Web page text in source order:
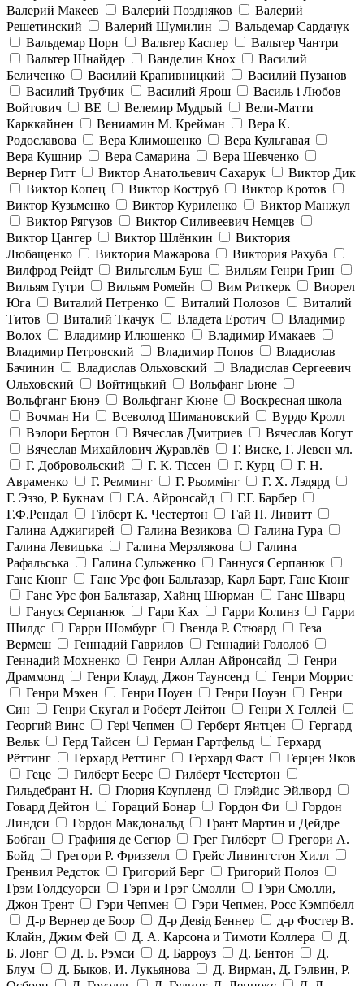
Валерий Макеев
Валерий Поздняков
Валерий
Решетинский
Валерий Шумилин
Вальдемар Сардачук
Вальдемар Цорн
Вальтер Каспер
Вальтер Чантри
Вальтер Шнайдер
Ванделин Кнох
Василий
Беличенко
Василий Крапивницкий
Василий Пузанов
Василий Трубчик
Василий Ярош
Василь і Любов
Войтович
ВЕ Велемир Мудрый
Вели-Матти
Карккайнен
Вениамин М. Крейман
Вера К.
Родославова
Вера Климошенко
Вера Кульгавая
Вера Кушнир
Вера Самарина
Вера Шевченко
Вернер Гитт
Виктор Анатольевич Сахарук
Виктор Дик
Виктор Копец
Виктор Коструб
Виктор Кротов
Виктор Кузьменко
Виктор Куриленко
Виктор Манжул
Виктор Рягузов
Виктор Силивеевич Немцев
Виктор Цангер
Виктор Шлёнкин
Виктория
Любащенко
Виктория Мажарова
Виктория Рахуба
Вилфрод Рейдт
Вильгельм Буш
Вильям Генри Грин
Вильям Гутри
Вильям Ромейн Вим Риткерк
Виорел
Юга
Виталий Петренко Виталий Полозов
Виталий
Титов
Виталий Ткачук Владета Еротич
Владимир
Волох
Владимир Илюшенко
Владимир Имакаев
Владимир Петровский
Владимир Попов
Владислав
Бачинин
Владислав Ольховский
Владислав Сергеевич
Ольховский
Войтицький
Вольфанг Бюне
Вольфганг Бюнэ
Вольфганг Кюне
Воскресная школа
Вочман Ни
Всеволод Шимановский
Вурдо Кролл
Вэлори Бертон
Вячеслав Дмитриев
Вячеслав Когут
Вячеслав Михайлович Журавлёв
Г. Виске, Г. Левен мл.
Г. Добровольский
Г. К. Тiссен Г. Курц
Г. Н.
Авраменко
Г. Ремминг Г. Рьоммінг
Г. Х. Лэдярд
Г. Эззо, Р. Букнам
Г.А. Айронсайд
Г.Г. Барбер
Г.Ф.Рендал
Гілберт К. Честертон
Гай П. Ливитт
Галина Аджигирей
Галина Везикова
Галина Гура
Галина Левицька
Галина Мерзлякова
Галина
Рафальська
Галина Сульженко
Ганнуся Серпанюк
Ганс Кюнг
Ганс Урс фон Бальтазар, Карл Барт, Ганс Кюнг
Ганс Урс фон Бальтазар, Хайнц Шюрман
Ганс Шварц
Гануся Серпанюк
Гари Ках Гарри Колинз
Гарри
Шилдс
Гарри Шомбург Гвенда Р. Стюард
Геза
Вермеш
Геннадий Гаврилов
Геннадий Гололоб
Геннадий Мохненко
Генри Аллан Айронсайд
Генри
Драммонд
Генри Клауд, Джон Таунсенд
Генри Моррис
Генри Мэхен
Генри Ноуен Генри Ноуэн
Генри
Син
Генри Скугал и Роберт Лейтон
Генри Х Геллей
Георгий Винс
Гері Чепмен Герберт Янтцен
Гергард
Вельк
Герд Тайсен Герман Гартфельд
Герхард
Рёттинг
Герхард Реттинг Герхард Фаст
Герцен Яков
Геце
Гилберт Беерс
Гилберт Честертон
Гильдебрант Н.
Глория Коупленд
Глэйдис Эйлворд
Говард Дейтон
Гораций Бонар Гордон Фи
Гордон
Линдси
Гордон Макдональд
Грант Мартин и Дейдре
Бобган
Графиня де Сегюр Грег Гилберт
Грегори А.
Бойд
Грегори Р. Фриззелл
Грейс Ливингстон Хилл
Гренвил Редсток
Григорий Берг
Григорий Полоз
Грэм Голдсуорси
Гэри и Грэг Смолли
Гэри Смолли,
Джон Трент
Гэри Чепмен
Гэри Чепмен, Росс Кэмпбелл
Д-р Вернер де Боор
Д-р Девід Беннер
д-р Фостер В.
Клайн, Джим Фей
Д. А. Карсона и Тимоти Коллера
Д.
Б. Лонг
Д. Б. Рэмси Д. Барроуз Д. Бентон
Д.
Блум
Д. Быков, И. Лукьянова
Д. Вирман, Д. Гэлвин, Р.